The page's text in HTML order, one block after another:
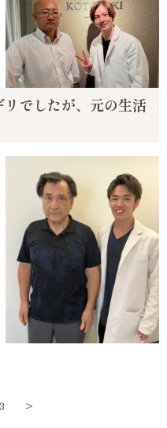
リでしたが、元の生活
3 >